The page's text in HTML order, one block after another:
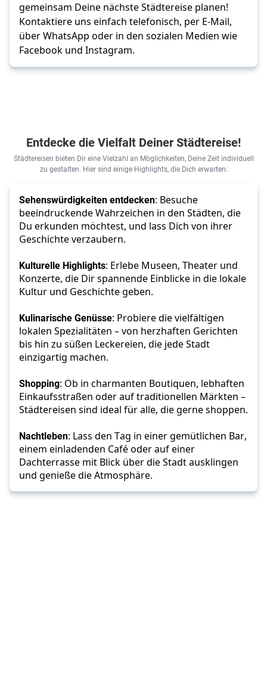
gemeinsam Deine nächste Städtereise planen!
Kontaktiere uns einfach telefonisch, per E-Mail,
über WhatsApp oder in den sozialen Medien wie
Facebook und Instagram.
Entdecke die Vielfalt Deiner Städtereise!
Städtereisen bieten Dir eine Vielzahl an Möglichkeiten, Deine Zeit individuell
zu gestalten. Hier sind einige Highlights, die Dich erwarten:
Sehenswürdigkeiten entdecken: Besuche
beeindruckende Wahrzeichen in den Städten, die
Du erkunden möchtest, und lass Dich von ihrer
Geschichte verzaubern.
Kulturelle Highlights: Erlebe Museen, Theater und
Konzerte, die Dir spannende Einblicke in die lokale
Kultur und Geschichte geben.
Kulinarische Genüsse: Probiere die vielfältigen
lokalen Spezialitäten – von herzhaften Gerichten
bis hin zu süßen Leckereien, die jede Stadt
einzigartig machen.
Shopping: Ob in charmanten Boutiquen, lebhaften
Einkaufsstraßen oder auf traditionellen Märkten –
Städtereisen sind ideal für alle, die gerne shoppen.
Nachtleben: Lass den Tag in einer gemütlichen Bar,
einem einladenden Café oder auf einer
Dachterrasse mit Blick über die Stadt ausklingen
und genieße die Atmosphäre.